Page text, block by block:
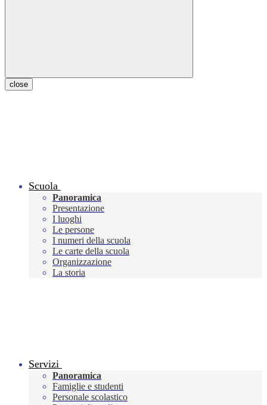
close
Scuola
Panoramica
Presentazione
I luoghi
Le persone
I numeri della scuola
Le carte della scuola
Organizzazione
La storia
Servizi
Panoramica
Famiglie e studenti
Personale scolastico